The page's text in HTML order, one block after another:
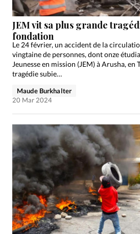
RUBRIQUES
Tous les articles
Actualité
Actualité internationale
Dossier
Eglises Foi
Opinions
Publireportage
Société
Tour du monde des
JEM vit sa plus grande
fondation
Le 24 février, un accident de la
vingtaine de personnes, dont onze
Jeunesse en mission (JEM) à Arusha, en
tragédie subie…
Maude Burkhalter
20 Mar 2024